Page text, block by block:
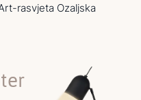
rasvjeta Ozaljska